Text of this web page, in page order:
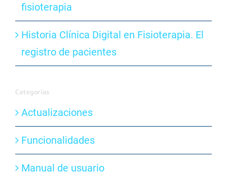
fisioterapia
Historia Clínica Digital en Fisioterapia. El
registro de pacientes
Categorías
Actualizaciones
Funcionalidades
Manual de usuario